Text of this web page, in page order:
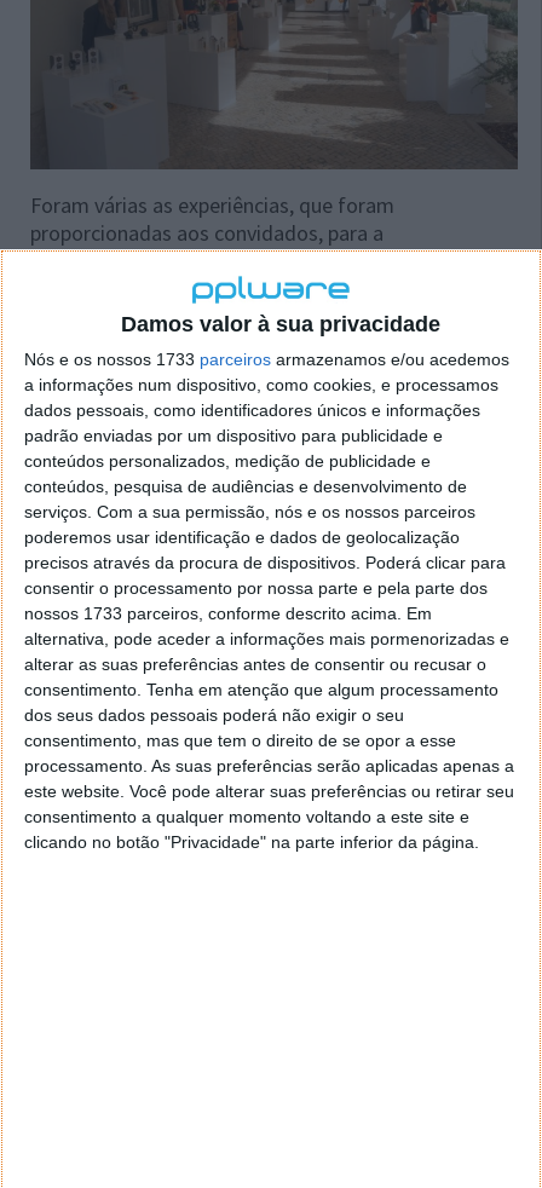
Damos valor à sua privacidade
Nós e os nossos 1733 parceiros armazenamos e/ou acedemos
a informações num dispositivo, como cookies, e processamos
dados pessoais, como identificadores únicos e informações
padrão enviadas por um dispositivo para publicidade e
conteúdos personalizados, medição de publicidade e
conteúdos, pesquisa de audiências e desenvolvimento de
serviços. Com a sua permissão, nós e os nossos parceiros
poderemos usar identificação e dados de geolocalização
precisos através da procura de dispositivos. Poderá clicar para
consentir o processamento por nossa parte e pela parte dos
nossos 1733 parceiros, conforme descrito acima. Em
alternativa, pode aceder a informações mais pormenorizadas e
alterar as suas preferências antes de consentir ou recusar o
consentimento. Tenha em atenção que algum processamento
dos seus dados pessoais poderá não exigir o seu
consentimento, mas que tem o direito de se opor a esse
processamento. As suas preferências serão aplicadas apenas a
este website. Você pode alterar suas preferências ou retirar seu
consentimento a qualquer momento voltando a este site e
clicando no botão "Privacidade" na parte inferior da página.
Foram várias as experiências, que foram
proporcionadas aos convidados, para a
demonstração dos artigos que compõem o catálogo
Uma exposição tecnológica com um cenário de
fundo perfeito: o histórico e sofisticado, Palácio de
Seteais, em Sintra.